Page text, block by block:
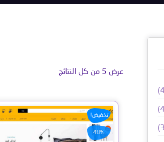
عرض ⁦5⁩ من كل النتائج
تخفيض!
48%